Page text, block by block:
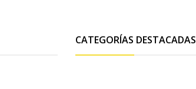
CATEGORÍAS DESTACADAS